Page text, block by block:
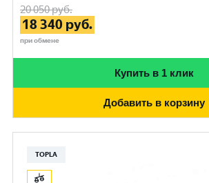
20 050руб.
18 340 руб.
при обмене
Купить в 1 клик
Добавить в корзину
TOPLA